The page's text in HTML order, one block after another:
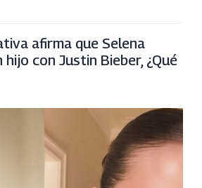
afirma que Selena
con Justin Bieber, ¿Qué